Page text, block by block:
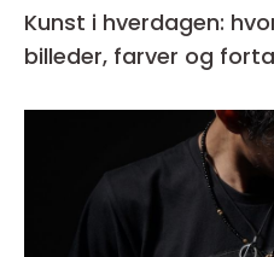
Kunst i hverdagen:
billeder, farver og